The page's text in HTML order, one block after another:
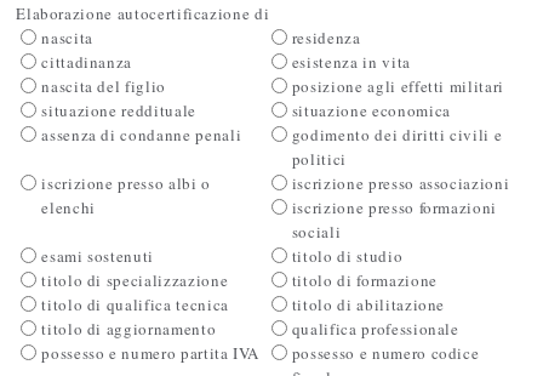
Elaborazione autocertificazione di
nascita
residenza
cittadinanza
esistenza in vita
nascita del figlio
posizione agli effetti militari
situazione reddituale
situazione economica
assenza di condanne penali
godimento dei diritti civili e
politici
iscrizione presso albi o
elenchi
iscrizione presso associazioni
iscrizione presso formazioni
sociali
esami sostenuti
titolo di studio
titolo di specializzazione
titolo di formazione
titolo di qualifica tecnica
titolo di abilitazione
titolo di aggiornamento
qualifica professionale
possesso e numero partita IVA
possesso e numero codice